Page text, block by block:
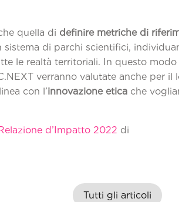
quella di definire metriche di
sistema di parchi scientifici,
le realtà territoriali. In questo
verranno valutate anche per il
con l’innovazione etica che
d’Impatto 2022 di
Tutti gli articoli